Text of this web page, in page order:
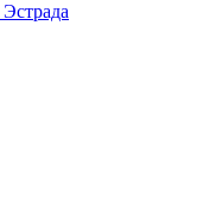
Эстрада